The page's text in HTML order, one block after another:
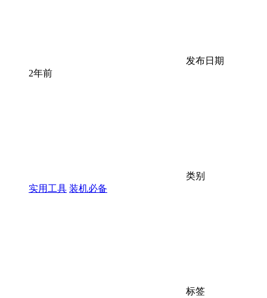
发布日期
2年前
类别
实用工具 装机必备
标签